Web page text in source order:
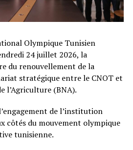
Olympique Tunisien
24 juillet 2026, la
du renouvellement de la
stratégique entre le CNOT et
l’Agriculture (BNA).
de l’institution
côtés du mouvement olympique
tunisienne.